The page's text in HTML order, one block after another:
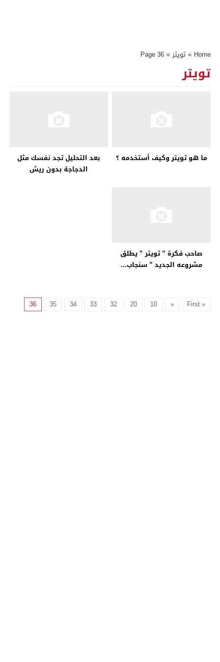
Home
» تويتر »
Page 36
تويتر
ما هو تويتر وكيف أستخدمه ؟
بعد التحليل تجد نفسك مثل
الدجاجة بدون ريش
صاحب فكرة ” تويتر ” يطلق
مشروعه الجديد ” سنجاب...
« First
«
10
20
32
33
34
35
36